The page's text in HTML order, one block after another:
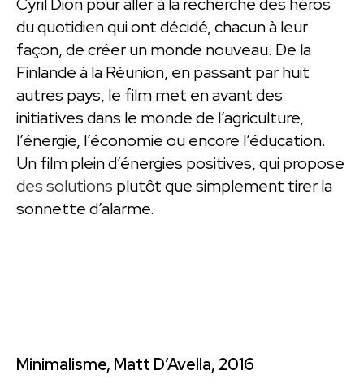
Cyril Dion pour aller à la recherche des héros
du quotidien qui ont décidé, chacun à leur
façon, de créer un monde nouveau. De la
Finlande à la Réunion, en passant par huit
autres pays, le film met en avant des
initiatives dans le monde de l’agriculture,
l’énergie, l’économie ou encore l’éducation.
Un film plein d’énergies positives, qui propose
des solutions plutôt que simplement tirer la
sonnette d’alarme.
Minimalisme, Matt D’Avella, 2016